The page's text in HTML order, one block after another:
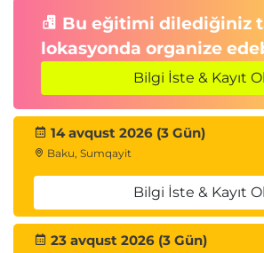
Bu eğitimi dilediğiniz
lokasyonda organize
Bilgi İste & Kayıt Ol
14 avqust 2026 (3 Gün)
Baku, Sumqayit
Bilgi İste & Kayıt Ol
23 avqust 2026 (3 Gün)